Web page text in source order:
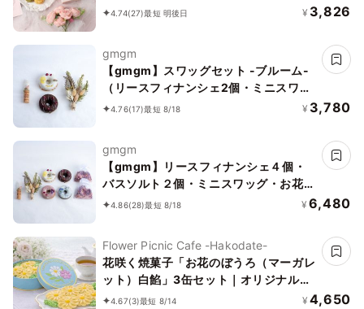
4.74(27)最短 明後日 ¥ 3,826
gmgm
【gmgm】スワッグセット -ブルーム-
（リースフィナンシェ2個・ミニスワッ
グ・お花のマグネット）
4.76(17)最短 8/18 ¥ 3,780
gmgm
【gmgm】リースフィナンシェ４個・
バスソルト２個・ミニスワッグ・お花の
コルクマグネットのセット
4.86(28)最短 8/18 ¥ 6,480
Flower Picnic Cafe -Hakodate-
花咲く焼菓子「お花のぼうろ（マーガレ
ット）白餡」3缶セット｜オリジナル紙
袋を3枚
4.67(3)最短 8/14 ¥ 4,650